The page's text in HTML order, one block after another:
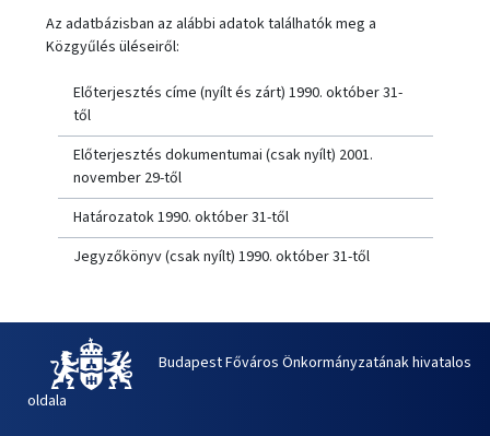
Az adatbázisban az alábbi adatok találhatók meg a
Közgyűlés üléseiről:
Előterjesztés címe (nyílt és zárt) 1990. október 31-
től
Előterjesztés dokumentumai (csak nyílt) 2001.
november 29-től
Határozatok 1990. október 31-től
Jegyzőkönyv (csak nyílt) 1990. október 31-től
Budapest Főváros Önkormányzatának hivatalos
oldala